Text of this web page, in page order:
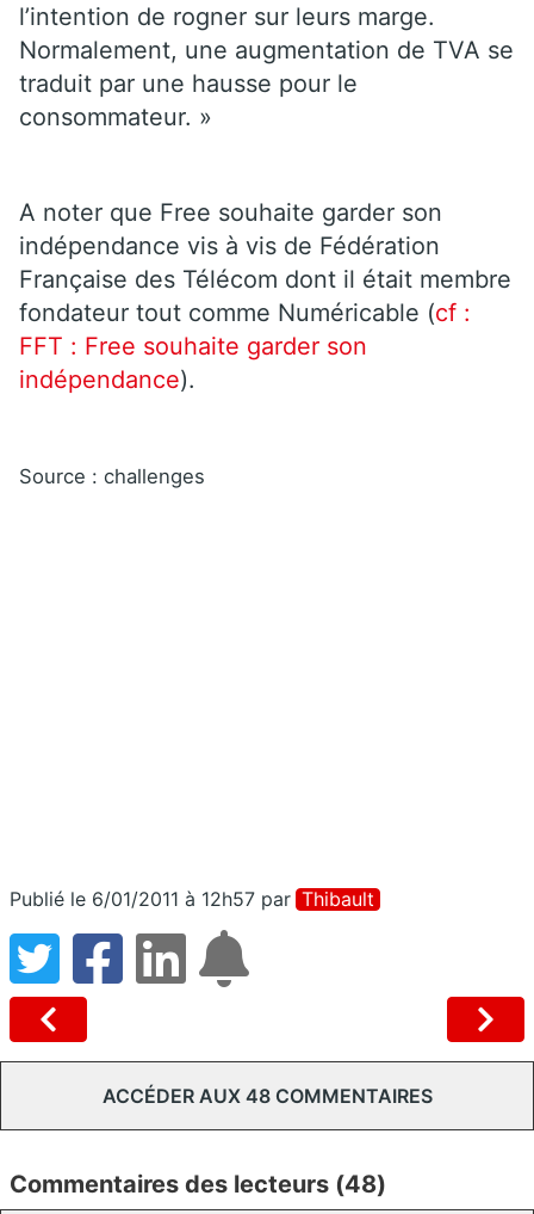
l’intention de rogner sur leurs marge.
Normalement, une augmentation de TVA se
traduit par une hausse pour le
consommateur. »
A noter que Free souhaite garder son
indépendance vis à vis de Fédération
Française des Télécom dont il était membre
fondateur tout comme Numéricable (cf :
FFT : Free souhaite garder son
indépendance).
Source : challenges
Publié le 6/01/2011 à 12h57 par Thibault
ACCÉDER AUX 48 COMMENTAIRES
Commentaires des lecteurs (48)